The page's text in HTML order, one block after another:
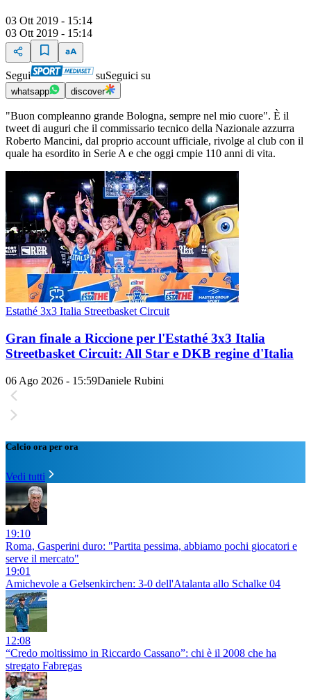
03 Ott 2019 - 15:14
03 Ott 2019 - 15:14
Segui suSeguici su
whatsapp discover
"Buon compleanno grande Bologna, sempre nel mio cuore". È il
tweet di auguri che il commissario tecnico della Nazionale azzurra
Roberto Mancini, dal proprio account ufficiale, rivolge al club con il
quale ha esordito in Serie A e che oggi cmpie 110 anni di vita.
Estathé 3x3 Italia Streetbasket Circuit
Gran finale a Riccione per l'Estathé 3x3 Italia
Streetbasket Circuit: All Star e DKB regine d'Italia
06 Ago 2026 - 15:59Daniele Rubini
Calcio ora per ora
Vedi tutti
19:10
Roma, Gasperini duro: "Partita pessima, abbiamo pochi giocatori e
serve il mercato"
19:01
Amichevole a Gelsenkirchen: 3-0 dell'Atalanta allo Schalke 04
12:08
“Credo moltissimo in Riccardo Cassano”: chi è il 2008 che ha
stregato Fabregas